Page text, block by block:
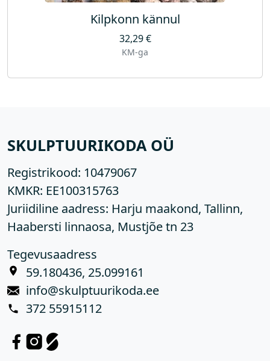
Kilpkonn kännul
32,29€
KM-ga
SKULPTUURIKODA OÜ
Registrikood: 10479067
KMKR: EE100315763
Juriidiline aadress: Harju maakond, Tallinn,
Haabersti linnaosa, Mustjõe tn 23
Tegevusaadress
59.180436, 25.099161
info@skulptuurikoda.ee
372 55915112